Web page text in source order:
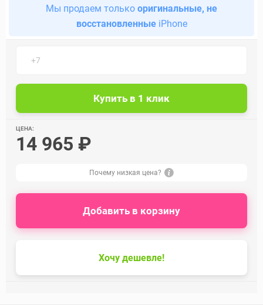
Мы продаем только оригинальные, не
восстановленныеiPhone
ЦЕНА:
14 965 ₽
Почему низкая цена?
Хочу дешевле!
Добавить в корзину